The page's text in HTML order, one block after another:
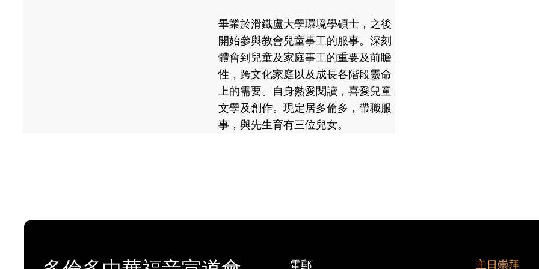
畢業於滑鐵盧大學環境學碩士，之後
開始參與教會兒童事工的服事。深刻
體會到兒童及家庭事工的重要及前瞻
性，跨文化家庭以及成長各階段靈命
上的需要。自身熱愛閱讀，喜愛兒童
文學及創作。現定居多倫多，帶職服
事，與先生育有三位兒女。
電郵 主日崇拜